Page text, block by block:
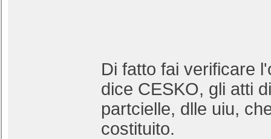
Di fatto fai verificare
dice CESKO, gli atti
partcielle, dlle uiu,
costituito.